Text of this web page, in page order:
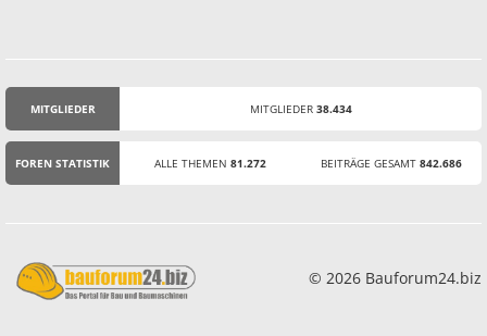
MITGLIEDER MITGLIEDER 38.434
FOREN STATISTIK ALLE THEMEN 81.272 BEITRÄGE GESAMT 842.686
© 2026 Bauforum24.biz